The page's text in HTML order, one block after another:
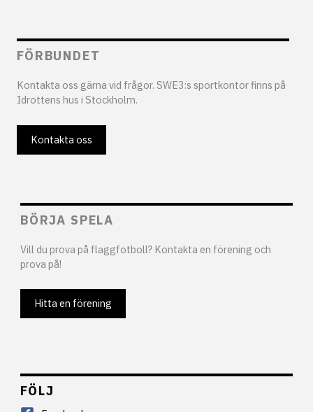
FÖRBUNDET
Kontakta oss gärna vid frågor. SWE3:s sportkontor finns på
Idrottens hus i Stockholm.
Kontakta oss
BÖRJA SPELA
Vill du prova på flaggfotboll? Kontakta en förening och
prova på!
Hitta en förening
FÖLJ